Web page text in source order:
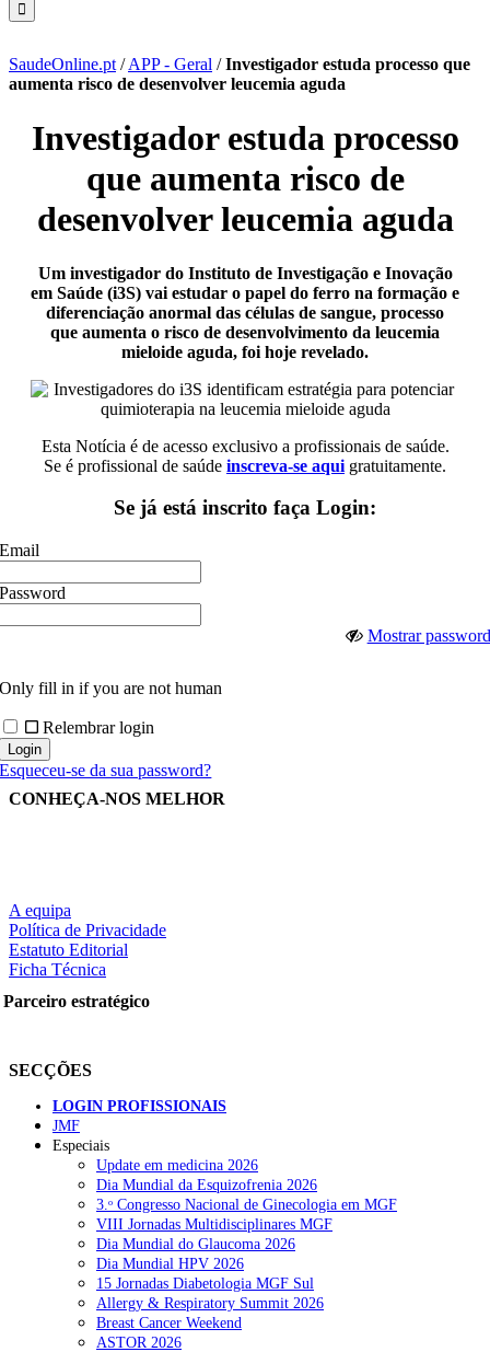
SaudeOnline.pt /APP - Geral /Investigador estuda processo que
aumenta risco de desenvolver leucemia aguda
Investigador estuda processo
que aumenta risco de
desenvolver leucemia aguda
Um investigador do Instituto de Investigação e Inovação
em Saúde (i3S) vai estudar o papel do ferro na formação e
diferenciação anormal das células de sangue, processo
que aumenta o risco de desenvolvimento da leucemia
mieloide aguda, foi hoje revelado.
Esta Notícia é de acesso exclusivo a profissionais de saúde.
Se é profissional de saúde inscreva-se aqui gratuitamente.
Se já está inscrito faça Login:
Email
Password
Mostrar password
Only fill in if you are not human
Relembrar login
Esqueceu-se da sua password?
CONHEÇA-NOS MELHOR
A equipa
Política de Privacidade
Estatuto Editorial
Ficha Técnica
Parceiro estratégico
SECÇÕES
LOGIN PROFISSIONAIS
JMF
Especiais
Update em medicina 2026
Dia Mundial da Esquizofrenia 2026
3.ᵒ Congresso Nacional de Ginecologia em MGF
VIII Jornadas Multidisciplinares MGF
Dia Mundial do Glaucoma 2026
Dia Mundial HPV 2026
15 Jornadas Diabetologia MGF Sul
Allergy & Respiratory Summit 2026
Breast Cancer Weekend
ASTOR 2026